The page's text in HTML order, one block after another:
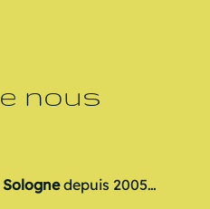
nous
depuis 2005…